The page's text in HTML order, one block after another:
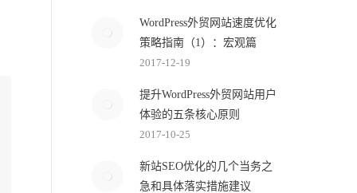
WordPress外贸网站速度优化
策略指南（1）：宏观篇
2017-12-19
提升WordPress外贸网站用户
体验的五条核心原则
2017-10-25
新站SEO优化的几个当务之
急和具体落实措施建议